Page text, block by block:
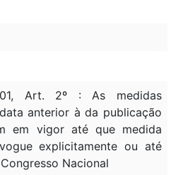
Art. 2º : As medidas
anterior à da publicação
em vigor até que medida
explicitamente ou até
Nacional